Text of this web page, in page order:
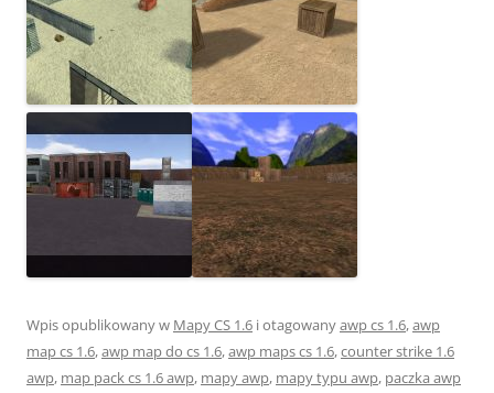
Wpis opublikowany w Mapy CS 1.6 i otagowanyawp cs 1.6,awp
map cs 1.6,awp map do cs 1.6,awp maps cs 1.6,counter strike 1.6
awp, map pack cs 1.6 awp, mapy awp, mapy typu awp, paczka awp